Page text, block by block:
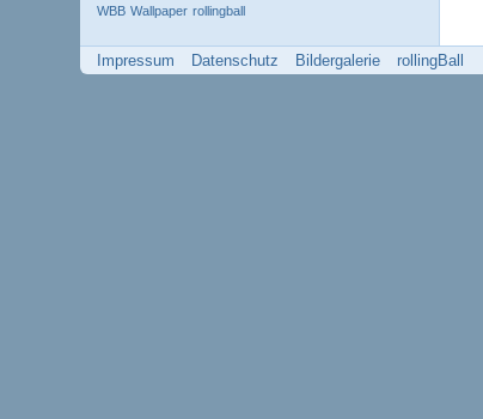
WBB Wallpaper rollingball
Impressum Datenschutz Bildergalerie rollingBall